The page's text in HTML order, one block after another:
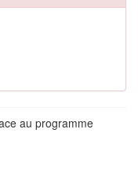
au programme